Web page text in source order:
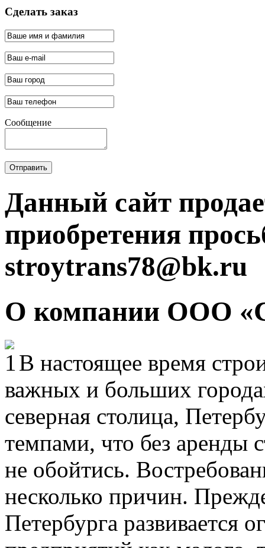
Сделать заказ
Сообщение
Отправить
Данный сайт
приобретения
stroytrans78@bk.ru
О компании ООО
В настоящее время
важных и больших
северная столица,
темпами, что без аренды
не обойтись.
несколько причин.
Петербурга развивается